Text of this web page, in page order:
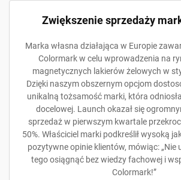
Zwiększenie sprzedaży
Marka własna działająca w Europie
Colormark w celu wprowadzenia na
magnetycznych lakierów żelowych w
Dzięki naszym obszernym opcjom
unikalną tożsamość marki, która
docelowej. Launch okazał się
sprzedaż w pierwszym kwartale
50%. Właściciel marki podkreślił wysoką
pozytywne opinie klientów, mówiąc: „Nie
tego osiągnąć bez wiedzy fachowej i
Colormark!”